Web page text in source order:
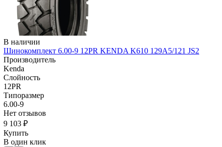
В наличии
Шинокомплект 6.00-9 12PR KENDA K610 129A5/121 JS2
Производитель
Kenda
Слойность
12PR
Типоразмер
6.00-9
Нет отзывов
9 103 ₽
Купить
В один клик